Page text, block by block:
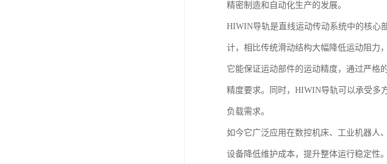
精密制造和自动化生产的发展。
HIWIN导轨是直线运动传动系统中的核心
计，相比传统滑动结构大幅降低运动阻力
它能保证运动部件的运动精度，通过严格
精度要求。同时，HIWIN导轨可以承受多
负载需求。
如今它广泛应用在数控机床、工业机器人
设备降低维护成本，提升整体运行稳定性。